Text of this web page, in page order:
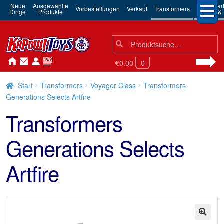
Neue
Dinge
Ausgewählte
Produkte Vorbestellungen Verkauf Transformers 3rd
Robots
Suchen
nach:
Suche
€0.00 0
Start Transformers Voyager Class
Transformers
Generations Selects Artfire
Transformers
Generations Selects
Artfire